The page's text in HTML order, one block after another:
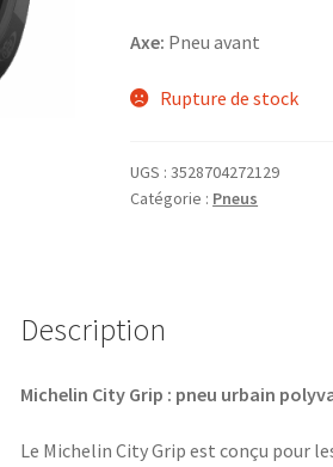
Axe: Pneu avant
Rupture de stock
UGS :3528704272129
Catégorie : Pneus
Description
Michelin City Grip : pneu urbain
Le Michelin City Grip est conçu pour